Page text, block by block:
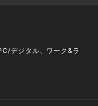
デジタル、ワーク&ラ